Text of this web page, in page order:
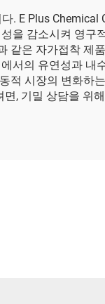
. E Plus Chemical
을 감소시켜 영구
같은 자가접착 제
서의 유연성과 내
적 시장의 변화하
, 기밀 상담을 위